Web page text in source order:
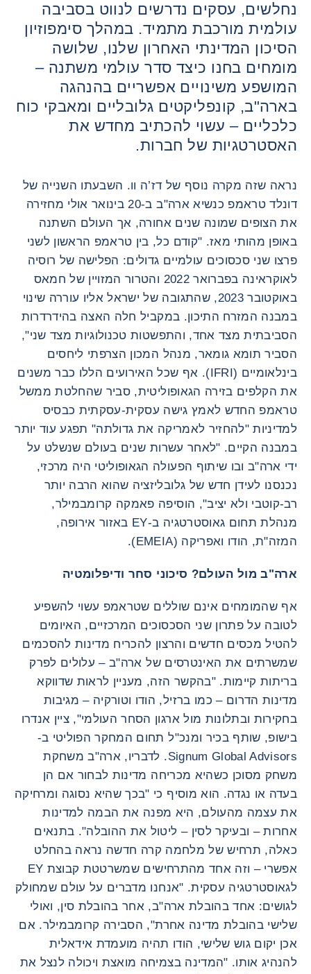
נחלשים, עסקים נדרשים לנווט בסביבה
עולמית מורכבת מתמיד. במהלך סימפוזיון
הסיכון המדינתי האחרון שלנו, שלושה
מומחים בחנו כיצד סדר עולמי משתנה –
המושפע משינויים אפשריים בהנהגה
בארה"ב, קונפליקטים גלובליים ומאבקי כוח
כלכליים – עשוי להכתיב מחדש את
האסטרטגיות של חברות.
נראה שזה מקרה נוסף של דז’ה וו. השבעתו השנייה של
דונלד טראמפ כנשיא ארה"ב ב-20 בינואר אולי מחזירה
את הצופים שמונה שנים אחורה, אך העולם השתנה
באופן מהותי מאז. "קודם כל, בין טראמפ הראשון לשני
פרצו שני סכסוכים עולמיים גדולים: הפלישה של רוסיה
לאוקראינה בפברואר 2022 והטרור המזויין של חמאס
באוקטובר 2023, שהתגובה של ישראל אליו עוררה שינוי
במבנה המזרח התיכון. במקביל חלה האצה בהידרדרות
הסביבתית מצד אחד, והתפשטות טכנולוגיות מצד שני",
הסביר תומא גומאר, מנהל המכון הצרפתי ליחסים
בינלאומיים (IFRI). אף שכל האירועים הללו כבר משנים
את הקלפים בזירה הגאופוליטית, סביר שהחלטת ממשל
טראמפ החדש לאמץ גישה עסקית-עסקתית כבסיס
למדיניות "להחזיר לאמריקה את גדולתה" תפגע עוד יותר
במבנה הקיים. "לאחר עשרות שנים בעולם שנשלט על
ידי ארה"ב ובו שיתוף הפעולה הגאופוליטי היה מרכזי,
נכנסנו לעידן חדש של גלובליזציה שהוא הרבה יותר
רב-קוטבי ולא יציב", הוסיפה פאמקה קרומבמילר,
מנהלת תחום גאוסטרטגיה ב-EY באזור אירופה,
המזה"ת, הודו ואפריקה (EMEIA).
ארה"ב מול העולם? סיכוני סחר ודיפלומטיה
אף שהמומחים אינם שוללים שטראמפ עשוי להשפיע
לטובה על פתרון שני הסכסוכים המרכזיים, האיומים
להטיל מכסים חדשים והרצון להכריח מדינות להסכמים
שמשרתים את האינטרסים של ארה"ב – עלולים לפרק
בריתות קיימות. "בהקשר הזה, מעניין לראות שדווקא
מדינות הדרום – כמו ברזיל, הודו וטורקיה – מגיבות
בחקירות ובתלונות מול ארגון הסחר העולמי", ציין אנדרו
בישופ, שותף בכיר ומנכ"ל תחום המחקר הפוליטי ב-
Signum Global Advisors. לדבריו, ארה"ב משחקת
משחק מסוכן כשהיא מכריחה מדינות לבחור אם הן
בעדה או נגדה. הוא מוסיף כי "בכך שהיא נסוגה ומרחיקה
את עצמה מהעולם, היא מפנה את הבמה למדינות
אחרות – ובעיקר לסין – ליטול את ההובלה". בתנאים
כאלה, תרחיש של מלחמה קרה חדשה נראה בהחלט
אפשרי – וזה אחד מהתרחישים שמשרטטת קבוצת EY
לגאוסטרטגיה עסקית. "אנחנו מדברים על עולם שמחולק
לגושים: אחד בהובלת ארה"ב, אחר בהובלת סין, ואולי
שלישי בהובלת מדינה אחרת", הסבירה קרומבמילר. אם
אכן יקום גוש שלישי, הודו תהיה מועמדת אידאלית
להנהיג אותו. "המדינה בצמיחה מואצת ויכולה לנצל את